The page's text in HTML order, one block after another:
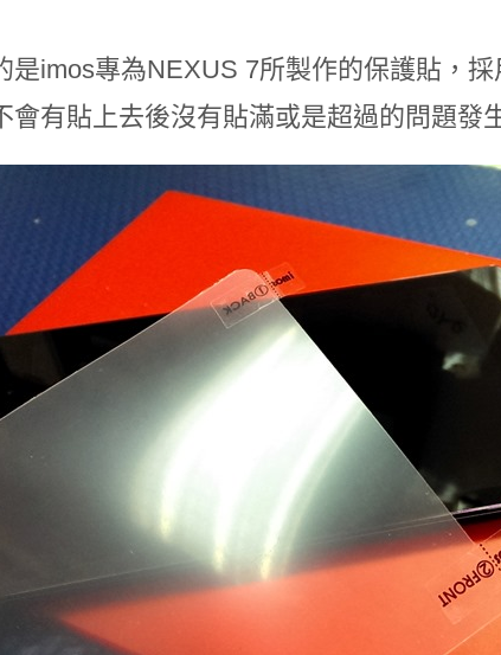
是imos專為NEXUS 7所製作的保護貼，
會有貼上去後沒有貼滿或是超過的問題發